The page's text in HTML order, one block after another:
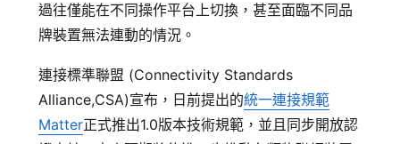
過往僅能在不同操作平台上切換，甚至面臨不同品
牌裝置無法連動的情況。
連接標準聯盟 (Connectivity Standards
Alliance,CSA)宣布，日前提出的統一連接規範
Matter正式推出1.0版本技術規範，並且同步開放認
加入 JARVIS VIP